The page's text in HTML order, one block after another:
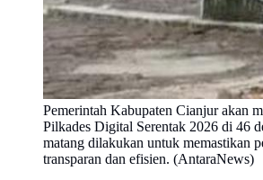
Pemerintah Kabupaten Cianjur akan
Pilkades Digital Serentak 2026 di 46
matang dilakukan untuk memastikan
transparan dan efisien. (AntaraNews)